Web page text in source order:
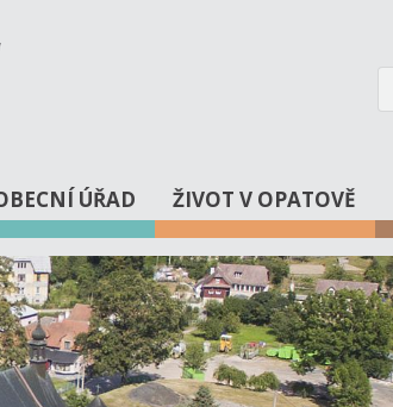
ÚŘAD ŽIVOT V OPATOVĚ